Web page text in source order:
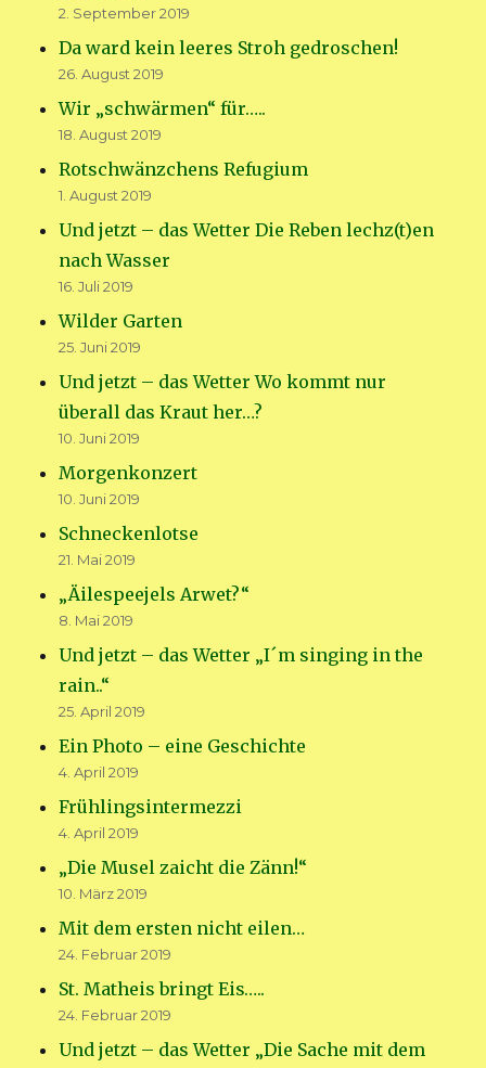
2. September 2019
Da ward kein leeres Stroh gedroschen!
26. August 2019
Wir „schwärmen“ für…..
18. August 2019
Rotschwänzchens Refugium
1. August 2019
Und jetzt – das Wetter Die Reben lechz(t)en
nach Wasser
16. Juli 2019
Wilder Garten
25. Juni 2019
Und jetzt – das Wetter Wo kommt nur
überall das Kraut her…?
10. Juni 2019
Morgenkonzert
10. Juni 2019
Schneckenlotse
21. Mai 2019
„Äilespeejels Arwet?“
8. Mai 2019
Und jetzt – das Wetter „I´m singing in the
rain..“
25. April 2019
Ein Photo – eine Geschichte
4. April 2019
Frühlingsintermezzi
4. April 2019
„Die Musel zaicht die Zänn!“
10. März 2019
Mit dem ersten nicht eilen…
24. Februar 2019
St. Matheis bringt Eis…..
24. Februar 2019
Und jetzt – das Wetter „Die Sache mit dem